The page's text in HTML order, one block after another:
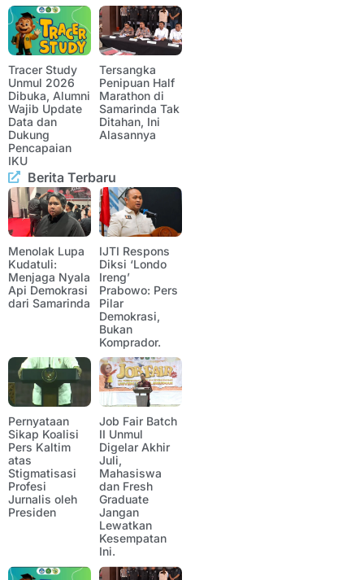
Tracer Study
Unmul 2026
Dibuka, Alumni
Wajib Update
Data dan
Dukung
Pencapaian
IKU
Tersangka
Penipuan Half
Marathon di
Samarinda Tak
Ditahan, Ini
Alasannya
Berita Terbaru
Menolak Lupa
Kudatuli:
Menjaga Nyala
Api Demokrasi
dari Samarinda
IJTI Respons
Diksi ‘Londo
Ireng’
Prabowo: Pers
Pilar
Demokrasi,
Bukan
Komprador.
Pernyataan
Sikap Koalisi
Pers Kaltim
atas
Stigmatisasi
Profesi
Jurnalis oleh
Presiden
Job Fair Batch
II Unmul
Digelar Akhir
Juli,
Mahasiswa
dan Fresh
Graduate
Jangan
Lewatkan
Kesempatan
Ini.